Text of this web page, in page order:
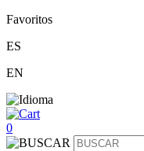
Favoritos
ES
EN
0